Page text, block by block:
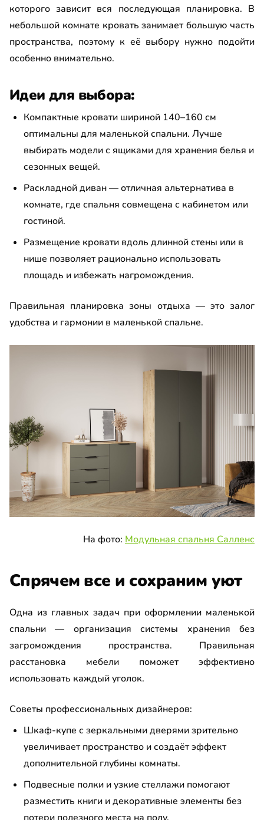
которого зависит вся последующая планировка. В
небольшой комнате кровать занимает большую часть
пространства, поэтому к её выбору нужно подойти
особенно внимательно.
Идеи для выбора:
Компактные кровати шириной 140–160 см
оптимальны для маленькой спальни. Лучше
выбирать модели с ящиками для хранения белья и
сезонных вещей.
Раскладной диван — отличная альтернатива в
комнате, где спальня совмещена с кабинетом или
гостиной.
Размещение кровати вдоль длинной стены или в
нише позволяет рационально использовать
площадь и избежать нагромождения.
Правильная планировка зоны отдыха — это залог
удобства и гармонии в маленькой спальне.
На фото: Модульная спальня Салленс
Спрячем все и сохраним уют
Одна из главных задач при оформлении маленькой
спальни — организация системы хранения без
загромождения пространства. Правильная
расстановка мебели поможет эффективно
использовать каждый уголок.
Советы профессиональных дизайнеров:
Шкаф-купе с зеркальными дверями зрительно
увеличивает пространство и создаёт эффект
дополнительной глубины комнаты.
Подвесные полки и узкие стеллажи помогают
разместить книги и декоративные элементы без
потери полезного места на полу.